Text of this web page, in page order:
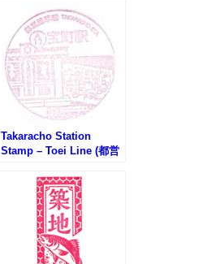
Takaracho Station
Stamp – Toei Line (都営